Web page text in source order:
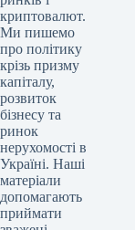
криптовалют.
Ми пишемо
про політику
крізь призму
капіталу,
розвиток
бізнесу та
ринок
нерухомості в
Україні. Наші
матеріали
допомагають
приймати